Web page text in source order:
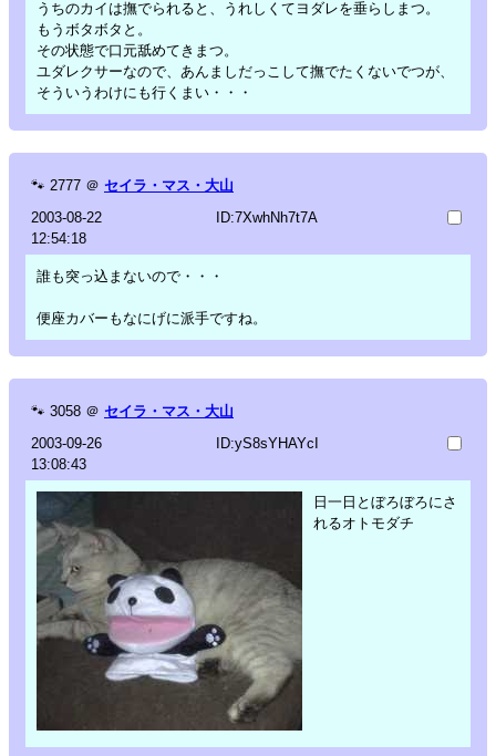
うちのカイは撫でられると、うれしくてヨダレを垂らしまつ。
もうボタボタと。
その状態で口元舐めてきまつ。
ユダレクサーなので、あんましだっこして撫でたくないでつが、
そういうわけにも行くまい・・・
🐾 2777 ＠ セイラ・マス・大山
2003-08-22
12:54:18
ID:7XwhNh7t7A
誰も突っ込まないので・・・
便座カバーもなにげに派手ですね。
🐾 3058 ＠ セイラ・マス・大山
2003-09-26
13:08:43
ID:yS8sYHAYcI
日一日とぼろぼろにさ
れるオトモダチ